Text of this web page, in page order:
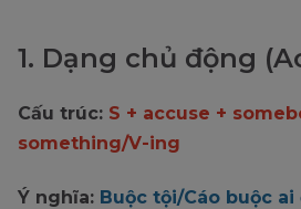
1. Dạng chủ động
Cấu trúc: S + accuse +
something/V-ing
Ý nghĩa: Buộc tội/Cáo buộc